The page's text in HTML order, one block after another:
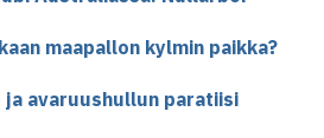
maapallon kylmin paikka?
avaruushullun paratiisi